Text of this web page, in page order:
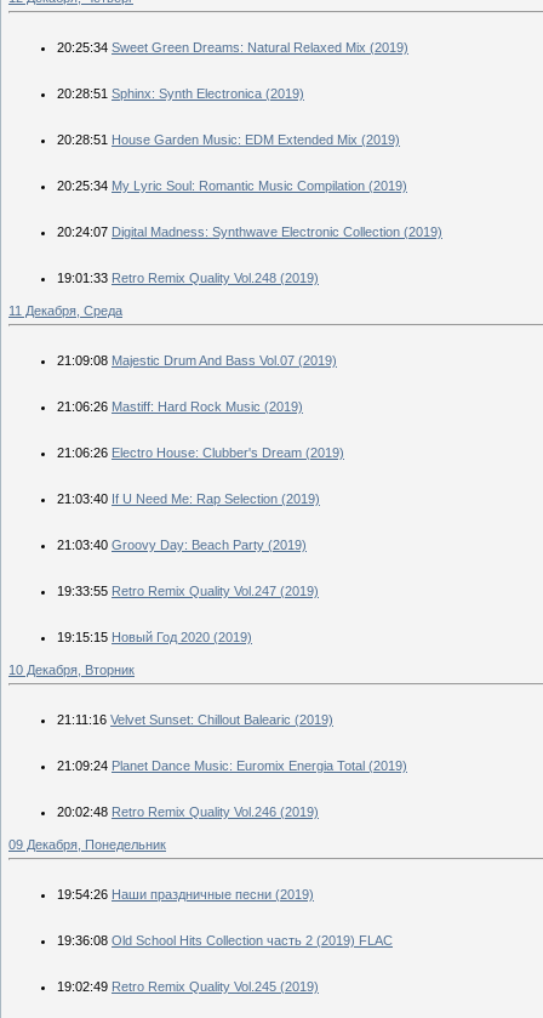
20:25:34 Sweet Green Dreams: Natural Relaxed Mix (2019)
20:28:51 Sphinx: Synth Electronica (2019)
20:28:51 House Garden Music: EDM Extended Mix (2019)
20:25:34 My Lyric Soul: Romantic Music Compilation (2019)
20:24:07 Digital Madness: Synthwave Electronic Collection (2019)
19:01:33 Retro Remix Quality Vol.248 (2019)
11 Декабря, Среда
21:09:08 Majestic Drum And Bass Vol.07 (2019)
21:06:26 Mastiff: Hard Rock Music (2019)
21:06:26 Electro House: Clubber's Dream (2019)
21:03:40 If U Need Me: Rap Selection (2019)
21:03:40 Groovy Day: Beach Party (2019)
19:33:55 Retro Remix Quality Vol.247 (2019)
19:15:15 Новый Год 2020 (2019)
10 Декабря, Вторник
21:11:16 Velvet Sunset: Chillout Balearic (2019)
21:09:24 Planet Dance Music: Euromix Energia Total (2019)
20:02:48 Retro Remix Quality Vol.246 (2019)
09 Декабря, Понедельник
19:54:26 Наши праздничные песни (2019)
19:36:08 Old School Hits Collection часть 2 (2019) FLAC
19:02:49 Retro Remix Quality Vol.245 (2019)